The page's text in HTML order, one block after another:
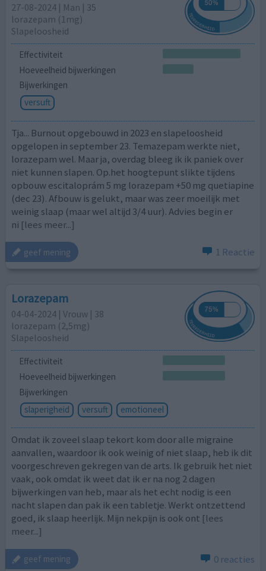
27-08-2024 | Man | 35
lorazepam (1mg)
Slapeloosheid
Effectiviteit
Hoeveelheid bijwerkingen
Bijwerkingen
versuft
Tja... Burnout opgebouwd in 2023 en slapeloosheid
opgelopen in september 23. Temazepam werkte niet,
lorazepam wel. Maar ja, overdag bleeg ik ik paniek over
niet kunnen slapen. Op.het hoogtepunt slikte tijdens
opbouw escitaloprám 5 mg lorazepam +50 mg quetiapine
(dec 23). Afbouw is gelukt, maar was zeer moeilijk met
weinig slaap (maar wel altijd 3/4 uur). Advies begin er
ni [lees meer...]
geef mening 1 Reactie
Lorazepam
04-04-2024 | Vrouw | 38
lorazepam (2,5mg)
Slapeloosheid
Effectiviteit
Hoeveelheid bijwerkingen
Bijwerkingen
slaperigheid
versuft emotioneel
Omdat ik zoveel slaap tekort kom door alle migraine
aanvallen, waardoor ik ook weinig of niet slaap, heb ik dit
voorgeschreven gekregen van de arts. Ik gebruik het niet
vaak, ook omdat ik weet dat ik er na nog 2 dagen
bijwerkingen van heb, maar als het echt nodig is een
nacht slapen dan pak ik een tabletje. Werkt ontzettend
goed, ik slaap heerlijk. Mijn nekpijn is ook ont [lees
meer...]
geef mening 0 reacties